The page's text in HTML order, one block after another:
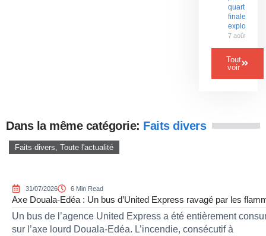
quart de
finale
explosif
7 août 2026
Tout
voir
Dans la même catégorie: Faits divers
Faits divers Toute l'actualité
31/07/2026 6 Min Read
Axe Douala-Edéa : Un bus d’United Express ravagé par les
Un bus de l’agence United Express a été entièrement
sur l’axe lourd Douala-Edéa. L’incendie, consécutif à